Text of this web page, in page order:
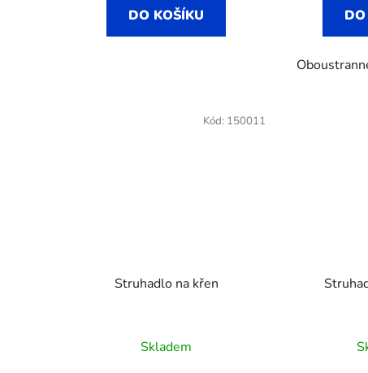
DO KOŠÍKU
Struhadlo na křen
Skladem
Kód: 150011